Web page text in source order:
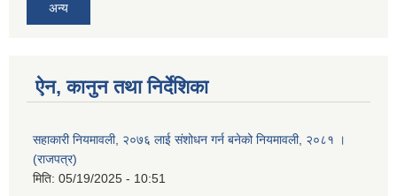
अन्य
ऐन, कानुन तथा निर्देशिका
सहाकारी नियमावली, २०७६ लाई संशोधन गर्न बनेको नियमावली, २०८१ ।
(राजपत्र)
मिति: 05/19/2025 - 10:51